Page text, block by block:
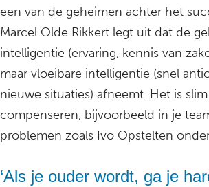
een van de geheimen achter het
Marcel Olde Rikkert legt uit dat de
intelligentie (ervaring, kennis van
maar vloeibare intelligentie (snel
nieuwe situaties) afneemt. Het is
compenseren, bijvoorbeeld in je
problemen zoals Ivo Opstelten
‘Als je ouder wordt, ga je